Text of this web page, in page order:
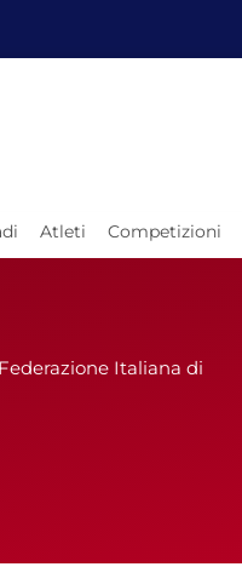
Home
Atleti Competizioni
Italiana di